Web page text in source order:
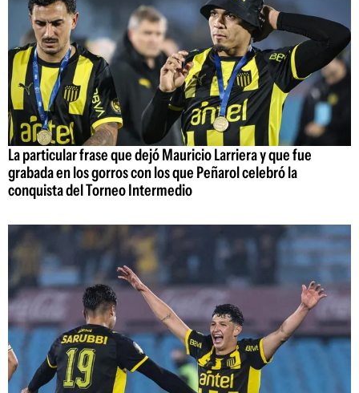
La particular frase que dejó Mauricio Larriera y que fue
grabada en los gorros con los que Peñarol celebró la
conquista del Torneo Intermedio